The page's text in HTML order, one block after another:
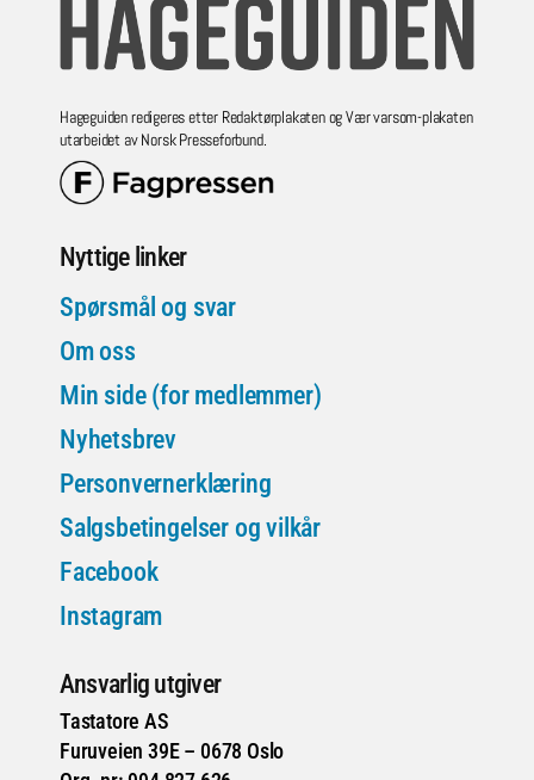
Hageguiden redigeres etter Redaktørplakaten og Vær varsom-plakaten
utarbeidet av Norsk Presseforbund.
Nyttige linker
Spørsmål og svar
Om oss
Min side (for medlemmer)
Nyhetsbrev
Personvernerklæring
Salgsbetingelser og vilkår
Facebook
Instagram
Ansvarlig utgiver
Tastatore AS
Furuveien 39E – 0678 Oslo